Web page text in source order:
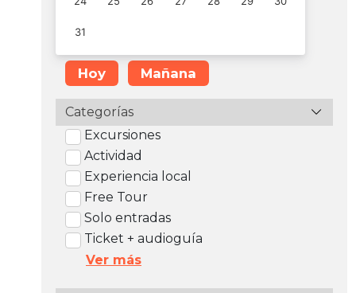
Hoy Mañana
Categorías
Excursiones
Actividad
Experiencia local
Free Tour
Solo entradas
Ticket + audioguía
Ver más